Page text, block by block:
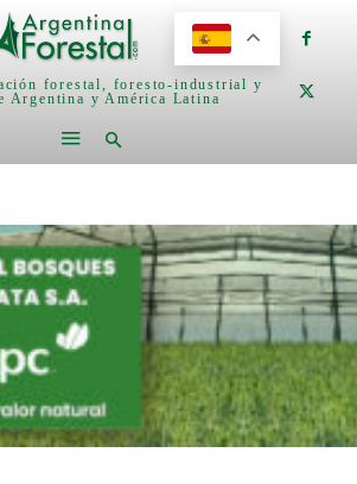
forestal, foresto-industrial y
Argentina y América Latina